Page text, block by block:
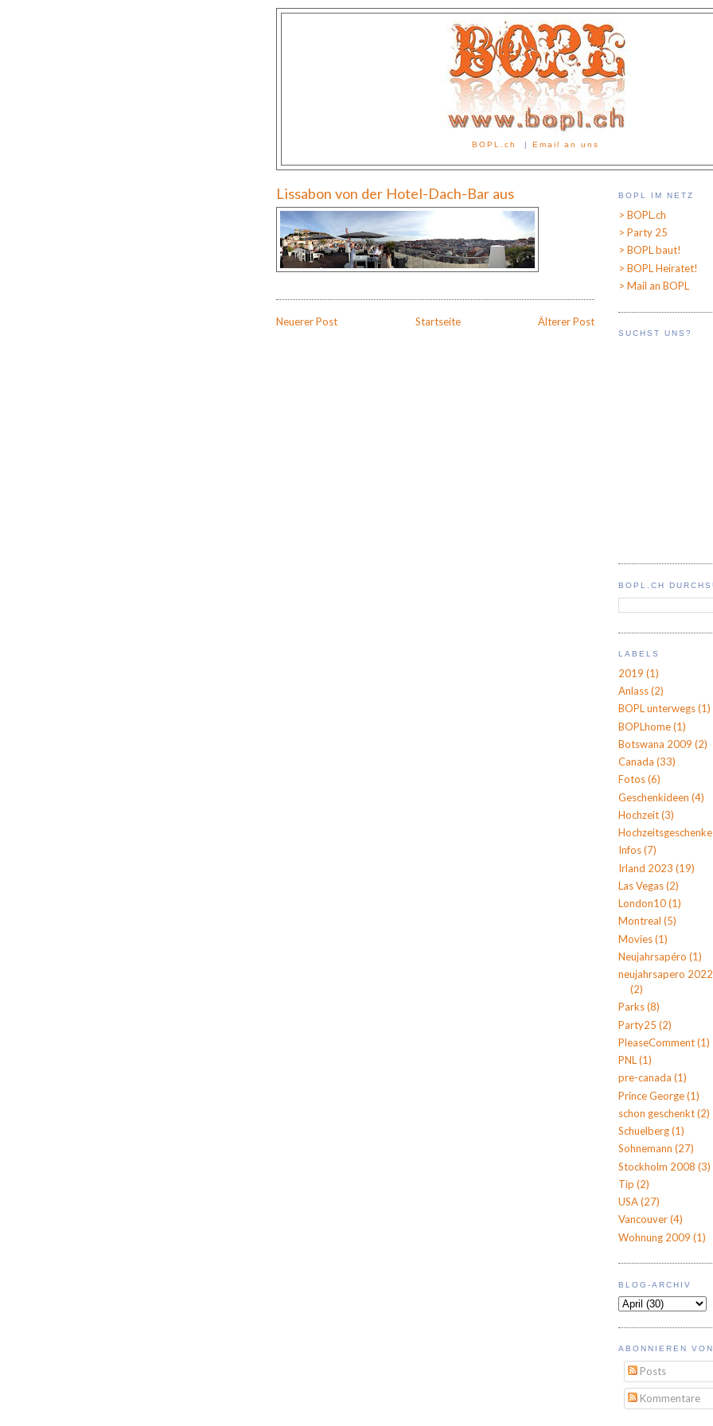
BOPL.ch | Email an uns
Lissabon von der Hotel-Dach-Bar aus
Neuerer Post Älterer Post
Startseite
BOPL IM NETZ
> BOPL.ch
> Party 25
> BOPL baut!
> BOPL Heiratet!
> Mail an BOPL
SUCHST UNS?
BOPL.CH
LABELS
2019 (1)
Anlass(2)
BOPL unterwegs(1)
BOPLhome(1)
Botswana 2009 (2)
Canada (33)
Fotos(6)
Geschenkideen (4)
Hochzeit(3)
Hochzeitsgeschenke
Infos(7)
Irland 2023 (19)
Las Vegas(2)
London10(1)
Montreal (5)
Movies(1)
Neujahrsapéro (1)
neujahrsapero
(2)
Parks(8)
Party25 (2)
PleaseComment(1)
PNL(1)
pre-canada (1)
Prince George(1)
schon geschenkt(2)
Schuelberg(1)
Sohnemann (27)
Stockholm 2008 (3)
Tip (2)
USA(27)
Vancouver(4)
Wohnung 2009 (1)
BLOG-ARCHIV
ABONNIEREN
Posts
Kommentare